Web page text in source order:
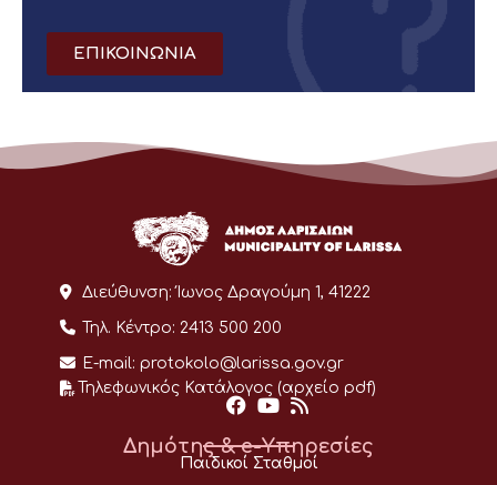
ΕΠΙΚΟΙΝΩΝΙΑ
Διεύθυνση: Ίωνος Δραγούμη 1, 41222
Τηλ. Κέντρο: 2413 500 200
E-mail: protokolo@larissa.gov.gr
Τηλεφωνικός Κατάλογος (αρχείο pdf)
Δημότης & e-Υπηρεσίες
Παιδικοί Σταθμοί